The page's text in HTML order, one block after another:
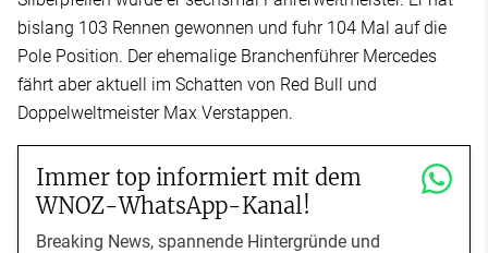
bislang 103 Rennen gewonnen und fuhr 104 Mal auf die
Pole Position. Der ehemalige Branchenführer Mercedes
fährt aber aktuell im Schatten von Red Bull und
Doppelweltmeister Max Verstappen.
Immer top informiert mit dem
WNOZ-WhatsApp-Kanal!
Breaking News, spannende Hintergründe und